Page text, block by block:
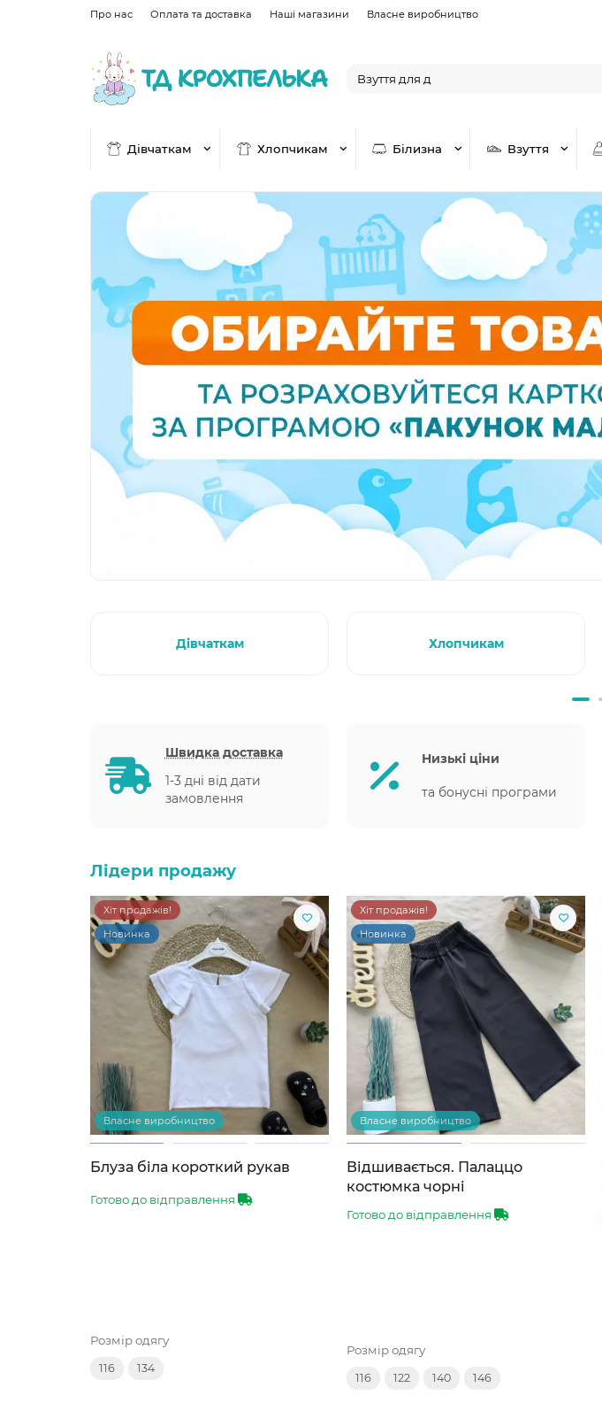
Про нас Оплата та доставка Наші магазини Власне виробництво
Дівчаткам Хлопчикам Білизна Взуття
Дівчаткам Хлопчикам
Швидка доставка
1-3 дні від дати
замовлення
Низькі ціни
та бонусні програми
Лідери продажу
Хіт продажів!
Новинка
Власне виробництво
Блуза біла короткий рукав
Готово до відправлення
Розмір одягу
116 134
Хіт продажів!
Новинка
Власне виробництво
Відшивається. Палаццо
костюмка чорні
Готово до відправлення
Розмір одягу
116 122 140 146